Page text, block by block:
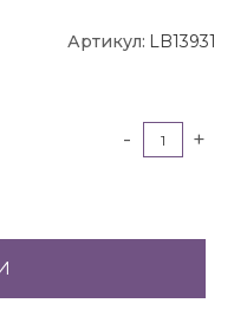
Артикул: LB13931
- +